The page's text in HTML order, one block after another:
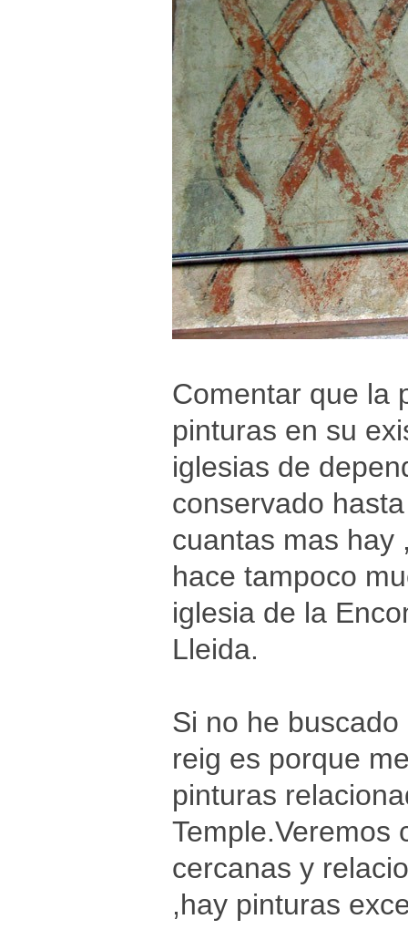
Comentar que la
pinturas en su
iglesias de
conservado
cuantas mas hay
hace tampoco
iglesia de la
Lleida.
Si no he
reig es porque
pinturas
Temple.Veremos
cercanas y
,hay pinturas